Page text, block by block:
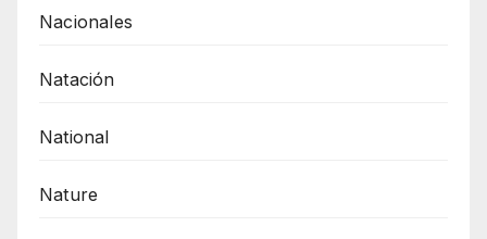
Nacionales
Natación
National
Nature